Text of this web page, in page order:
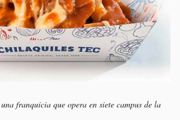
franquicia que opera en siete campus de la